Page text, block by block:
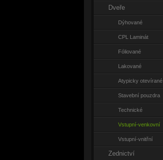
Dveře
Dýhované
CPL Laminát
Fóliované
Lakované
Atypicky otevírané
Stavební pouzdra
Technické
Vstupní-venkovní
Vstupní-vnitřní
Zednictví